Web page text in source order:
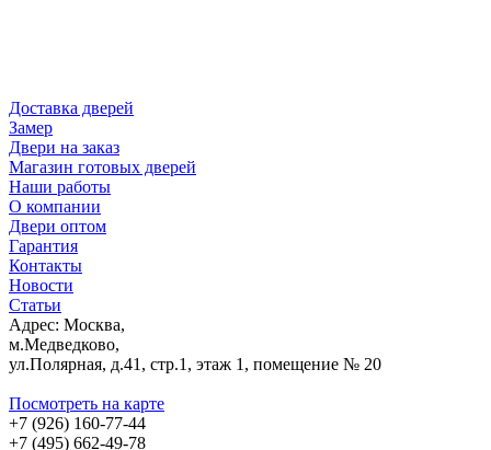
Доставка дверей
Замер
Двери на заказ
Магазин готовых дверей
Наши работы
О компании
Двери оптом
Гарантия
Контакты
Новости
Статьи
Адрес: Москва,
м.Медведково,
ул.Полярная, д.41, стр.1, этаж 1, помещение № 20
Посмотреть на карте
+7 (926) 160-77-44
+7 (495) 662-49-78